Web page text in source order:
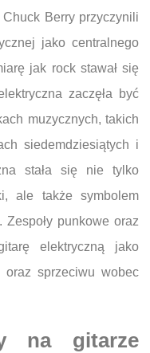
Berry przyczynili
jako centralnego
jak rock stawał się
zaczęła być
muzycznych, takich
siedemdziesiątych i
stała się nie tylko
ale także symbolem
Zespoły punkowe oraz
elektryczną jako
sprzeciwu wobec
na gitarze